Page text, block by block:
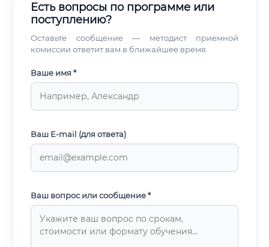
Есть вопросы по программе или
поступлению?
Оставьте сообщение — методист приемной
комиссии ответит вам в ближайшее время.
Ваше имя *
Ваш E-mail (для ответа)
Ваш вопрос или сообщение *